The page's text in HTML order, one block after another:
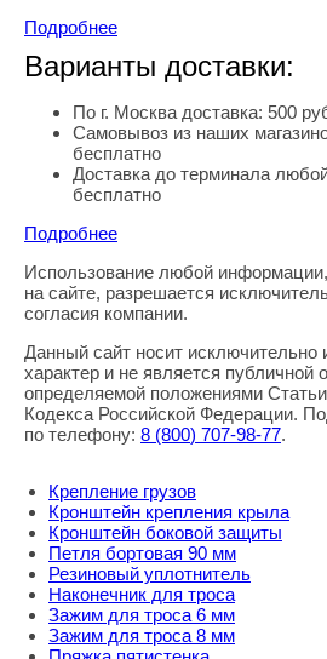
Подробнее
Варианты доставки:
По г. Москва доставка: 500
Самовывоз из наших
бесплатно
Доставка до терминала
бесплатно
Подробнее
Правовая информация
Использование любой
на сайте, разрешается
согласия компании.
Данный сайт носит
характер и не является публичной
определяемой положениями
Кодекса Российской Федерации.
по телефону: 8 (800) 707-98-77.
Крепление грузов
Кронштейн крепления крыла
Кронштейн боковой защиты
Петля бортовая 90 мм
Резиновый уплотнитель
Наконечник для троса
Зажим для троса 6 мм
Зажим для троса 8 мм